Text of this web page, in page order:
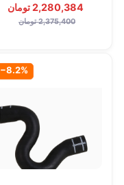
2,280,384 تومان
2,375,400 تومان
‎−8.2%